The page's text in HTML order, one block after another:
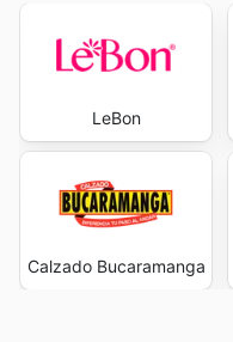
LeBon
Calzado Bucaramanga